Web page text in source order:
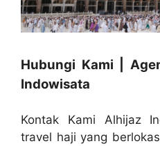
Hubungi Kami |
Indowisata
Kontak Kami Alhijaz
travel haji yang